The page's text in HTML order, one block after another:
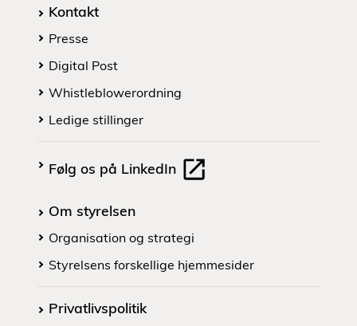
Kontakt
Presse
Digital Post
Whistleblowerordning
Ledige stillinger
Følg os på LinkedIn
Om styrelsen
Organisation og strategi
Styrelsens forskellige hjemmesider
Privatlivspolitik